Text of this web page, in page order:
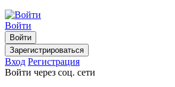
Войти
Войти
Зарегистрироваться
Вход Регистрация
Войти через соц. сети